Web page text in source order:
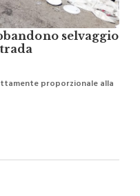
selvaggio
proporzionale alla